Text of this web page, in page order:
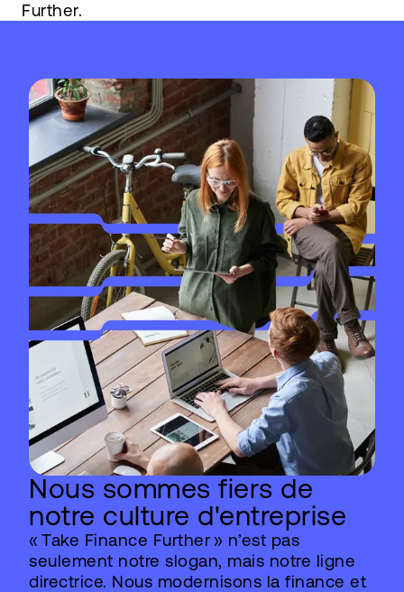
Further.
Nous sommes fiers de
notre culture d'entreprise
« Take Finance Further » n’est pas
seulement notre slogan, mais notre ligne
directrice. Nous modernisons la finance et